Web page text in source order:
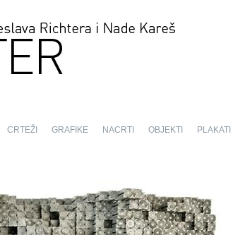
CRTEŽI GRAFIKE NACRTI OBJEKTI PLAKATI